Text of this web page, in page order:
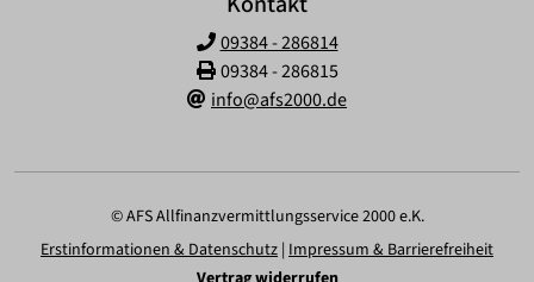
09384 - 286814
09384 - 286815
info@afs2000.de
© AFS Allfinanzvermittlungsservice 2000 e.K.
Erstinformationen & Datenschutz | Impressum & Barrierefreiheit